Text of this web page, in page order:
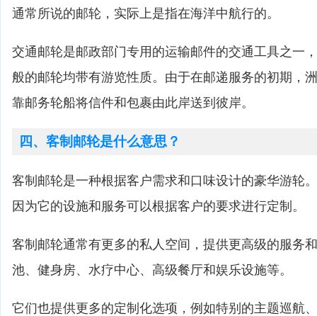
通常所说的邮轮，实际上是指在海洋中航行的。
交通邮轮是邮政部门专用的运输邮件的交通工具之一
般的邮轮均带有游览性质。由于在邮递服务的初期，
靠邮务轮船将信件和包裹由此岸送到彼岸。
四、客制邮轮是什么意思？
客制邮轮是一种根据客户需求和口味设计的豪华游轮
因为它的设施和服务可以根据客户的要求进行定制。
客制邮轮通常有更多的私人空间，提供更高级的服务
池、健身房、水疗中心、高级餐厅和娱乐设施等。
它们也提供更多的定制化选项，例如特别的主题巡航